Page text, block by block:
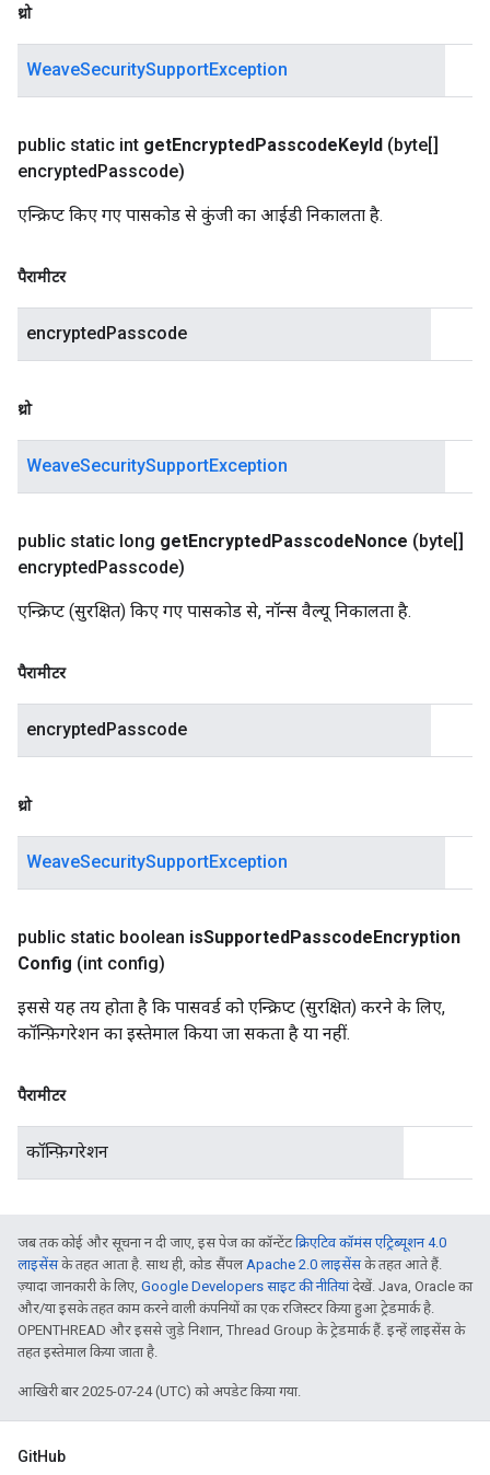
थ्रो
WeaveSecuritySupportException
public static int getEncryptedPasscodeKeyId (byte[]
encryptedPasscode)
एन्क्रिप्ट किए गए पासकोड से कुंजी का आईडी निकालता है.
पैरामीटर
encryptedPasscode
थ्रो
WeaveSecuritySupportException
public static long getEncryptedPasscodeNonce (byte[]
encryptedPasscode)
एन्क्रिप्ट (सुरक्षित) किए गए पासकोड से, नॉन्स वैल्यू निकालता है.
पैरामीटर
encryptedPasscode
थ्रो
WeaveSecuritySupportException
public static boolean isSupportedPasscodeEncryption
Config (int config)
इससे यह तय होता है कि पासवर्ड को एन्क्रिप्ट (सुरक्षित) करने के लिए,
कॉन्फ़िगरेशन का इस्तेमाल किया जा सकता है या नहीं.
पैरामीटर
कॉन्फ़िगरेशन
जब तक कोई और सूचना न दी जाए, इस पेज का कॉन्टेंटक्रिएटिव कॉमंस एट्रिब्यूशन 4.0
लाइसेंसके तहत आता है. साथ ही, कोड सैंपलApache 2.0 लाइसेंसके तहत आते हैं.
ज़्यादा जानकारी के लिए, Google Developers साइट की नीतियांदेखें. Java, Oracle का
और/या इसके तहत काम करने वाली कंपनियों का एक रजिस्टर किया हुआ ट्रेडमार्क है.
OPENTHREAD और इससे जुड़े निशान, Thread Group के ट्रेडमार्क हैं. इन्हें लाइसेंस के
तहत इस्तेमाल किया जाता है.
आखिरी बार 2025-07-24 (UTC) को अपडेट किया गया.
GitHub